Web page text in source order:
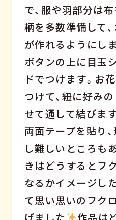
で、服や羽部分は
柄を多数準備して
が作れるようにし
ボタンの上に目玉
ドでつけます。お
つけて、紐に好み
せて通して結びま
両面テープを貼り
し難しいところも
きはどうするとフ
なるかイメージし
て思い思いのフク